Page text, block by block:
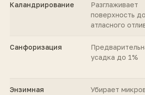
Каландрирование
Разглаживает
поверхность до
атласного
Санфоризация
усадка до 1%
Энзимная
Убирает